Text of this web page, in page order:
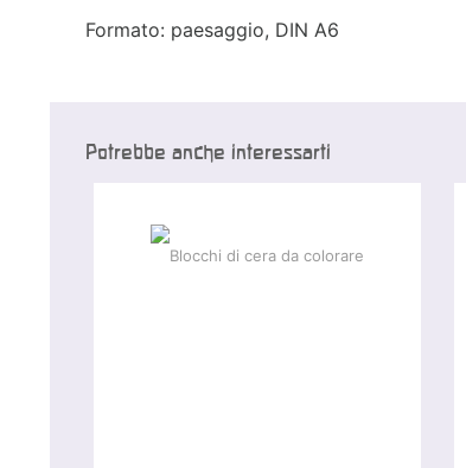
Formato: paesaggio, DIN A6
Potrebbe anche interessarti